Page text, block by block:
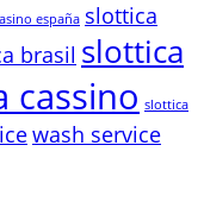
españa slottica
brasil slottica
cassino slottica
wash service